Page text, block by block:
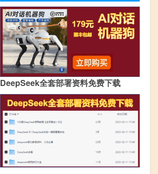
DeepSeek全套部署资料免费下载